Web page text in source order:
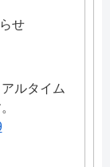
せ
ルタイム